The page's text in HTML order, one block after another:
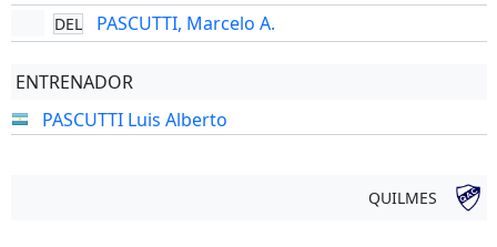
DEL PASCUTTI, Marcelo A.
ENTRENADOR
PASCUTTI Luis Alberto
QUILMES